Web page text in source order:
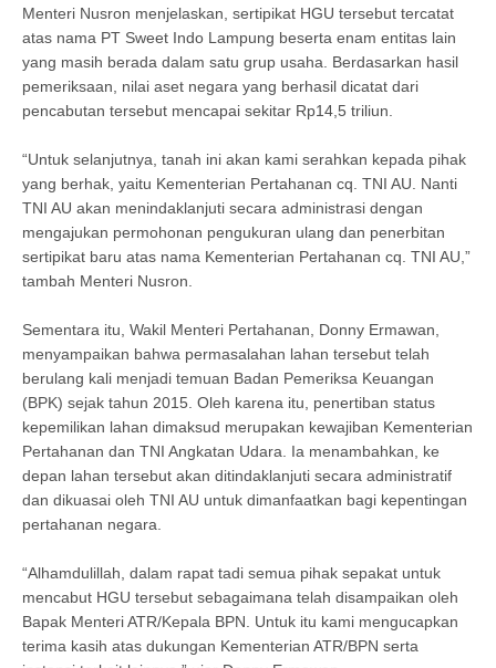
Menteri Nusron menjelaskan, sertipikat HGU tersebut tercatat
atas nama PT Sweet Indo Lampung beserta enam entitas lain
yang masih berada dalam satu grup usaha. Berdasarkan hasil
pemeriksaan, nilai aset negara yang berhasil dicatat dari
pencabutan tersebut mencapai sekitar Rp14,5 triliun.
“Untuk selanjutnya, tanah ini akan kami serahkan kepada pihak
yang berhak, yaitu Kementerian Pertahanan cq. TNI AU. Nanti
TNI AU akan menindaklanjuti secara administrasi dengan
mengajukan permohonan pengukuran ulang dan penerbitan
sertipikat baru atas nama Kementerian Pertahanan cq. TNI AU,”
tambah Menteri Nusron.
Sementara itu, Wakil Menteri Pertahanan, Donny Ermawan,
menyampaikan bahwa permasalahan lahan tersebut telah
berulang kali menjadi temuan Badan Pemeriksa Keuangan
(BPK) sejak tahun 2015. Oleh karena itu, penertiban status
kepemilikan lahan dimaksud merupakan kewajiban Kementerian
Pertahanan dan TNI Angkatan Udara. Ia menambahkan, ke
depan lahan tersebut akan ditindaklanjuti secara administratif
dan dikuasai oleh TNI AU untuk dimanfaatkan bagi kepentingan
pertahanan negara.
“Alhamdulillah, dalam rapat tadi semua pihak sepakat untuk
mencabut HGU tersebut sebagaimana telah disampaikan oleh
Bapak Menteri ATR/Kepala BPN. Untuk itu kami mengucapkan
terima kasih atas dukungan Kementerian ATR/BPN serta